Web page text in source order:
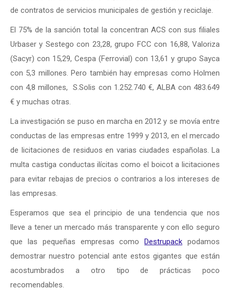
de contratos de servicios municipales de gestión y reciclaje.
El 75% de la sanción total la concentran ACS con sus filiales
Urbaser y Sestego con 23,28, grupo FCC con 16,88, Valoriza
(Sacyr) con 15,29, Cespa (Ferrovial) con 13,61 y grupo Sayca
con 5,3 millones. Pero también hay empresas como Holmen
con 4,8 millones, S.Solis con 1.252.740 €, ALBA con 483.649
€ y muchas otras.
La investigación se puso en marcha en 2012 y se movía entre
conductas de las empresas entre 1999 y 2013, en el mercado
de licitaciones de residuos en varias ciudades españolas. La
multa castiga conductas ilícitas como el boicot a licitaciones
para evitar rebajas de precios o contrarios a los intereses de
las empresas.
Esperamos que sea el principio de una tendencia que nos
lleve a tener un mercado más transparente y con ello seguro
que las pequeñas empresas comoDestrupack podamos
demostrar nuestro potencial ante estos gigantes que están
acostumbrados a otro tipo de prácticas poco
recomendables.